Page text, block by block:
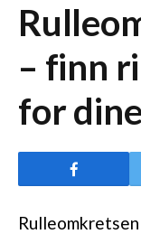
– finn
for